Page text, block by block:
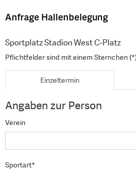
Anfrage Hallenbelegung
Sportplatz Stadion West C-Platz
Pflichtfelder sind mit einem Sternchen
Einzeltermin
Angaben zur Person
Verein
Sportart*